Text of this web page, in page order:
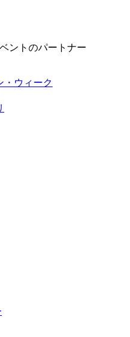
ントのパートナー
・ウィーク